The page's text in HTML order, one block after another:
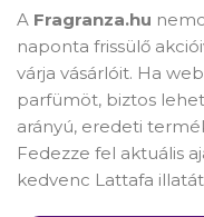
A Fragranza.hu
naponta frissülő
várja vásárlóit. Ha
parfümöt, biztos
arányú, eredeti
Fedezze fel aktuális
kedvenc Lattafa